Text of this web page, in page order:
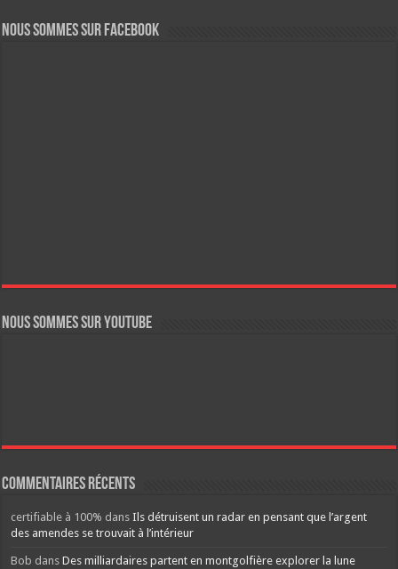
Nous sommes sur FaceBook
Nous sommes sur YouTube
Commentaires récents
certifiable à 100% dansIls détruisent un radar en pensant que l’argent
des amendes se trouvait à l’intérieur
Bob dansDes milliardaires partent en montgolfière explorer la lune